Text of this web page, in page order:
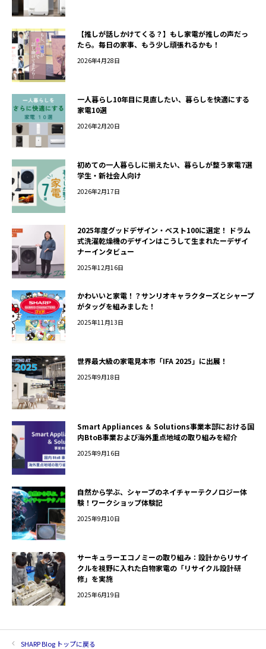
【推しが話しかけてくる？】もし家電が推しの声だっ
たら。毎日の家事、もう少し頑張れるかも！
2026年4月28日
一人暮らし10年目に見直したい、暮らしを快適にする
家電10選
2026年2月20日
初めての一人暮らしに揃えたい、暮らしが整う家電7選――
学生・新社会人向け
2026年2月17日
2025年度グッドデザイン・ベスト100に選定！ ドラム
式洗濯乾燥機のデザインはこうして生まれたーデザイ
ナーインタビュー
2025年12月16日
かわいいと家電！？サンリオキャラクターズとシャープ
がタッグを組みました！
2025年11月13日
世界最大級の家電見本市「IFA 2025」に出展！
2025年9月18日
Smart Appliances ＆ Solutions事業本部における国
内BtoB事業および海外重点地域の取り組みを紹介
2025年9月16日
自然から学ぶ、シャープのネイチャーテクノロジー体
験！ワークショップ体験記
2025年9月10日
サーキュラーエコノミーの取り組み：設計からリサイ
クルを視野に入れた白物家電の「リサイクル設計研
修」を実施
2025年6月19日
SHARP Blog トップに戻る